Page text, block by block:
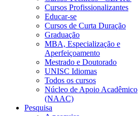
Cursos Profissionalizantes
Educar-se
Cursos de Curta Duração
Graduação
MBA, Especialização e
Aperfeiçoamento
Mestrado e Doutorado
UNISC Idiomas
Todos os cursos
Núcleo de Apoio Acadêmico
(NAAC)
Pesquisa